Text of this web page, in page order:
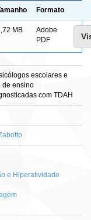
Formato
MB
Adobe
PDF
escolares e
de ensino
com TDAH
e Hiperatividade